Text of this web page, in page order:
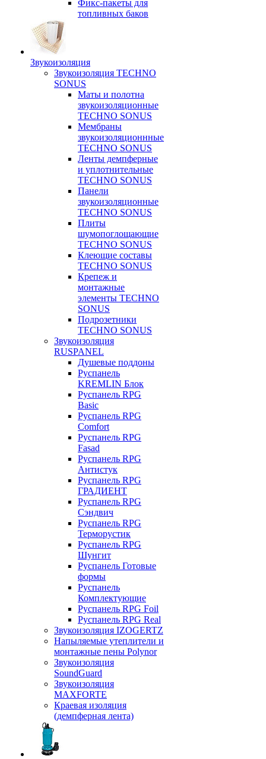
Фикс-пакеты для
топливных баков
Звукоизоляция
Звукоизоляция TECHNO
SONUS
Маты и полотна
звукоизоляционные
TECHNO SONUS
Мембраны
звукоизоляционнные
TECHNO SONUS
Ленты демпферные
и уплотнительные
TECHNO SONUS
Панели
звукоизоляционные
TECHNO SONUS
Плиты
шумопоглощающие
TECHNO SONUS
Клеющие составы
TECHNO SONUS
Крепеж и
монтажные
элементы TECHNO
SONUS
Подрозетники
TECHNO SONUS
Звукоизоляция
RUSPANEL
Душевые поддоны
Руспанель
KREMLIN Блок
Руспанель RPG
Basic
Руспанель RPG
Comfort
Руспанель RPG
Fasad
Руспанель RPG
Антистук
Руспанель RPG
ГРАДИЕНТ
Руспанель RPG
Сэндвич
Руспанель RPG
Терморустик
Руспанель RPG
Шунгит
Руспанель Готовые
формы
Руспанель
Комплектующие
Руспанель RPG Foil
Руспанель RPG Real
Звукоизоляция IZOGERTZ
Напыляемые утеплители и
монтажные пены Polynor
Звукоизоляция
SoundGuard
Звукоизоляция
MAXFORTE
Краевая изоляция
(демпферная лента)